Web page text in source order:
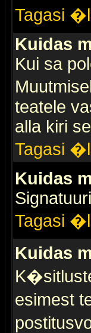
Tagasi
Kuidas
Kui sa
teatele
alla kiri
Tagasi
Kuidas
Tagasi
Kuidas
esimest